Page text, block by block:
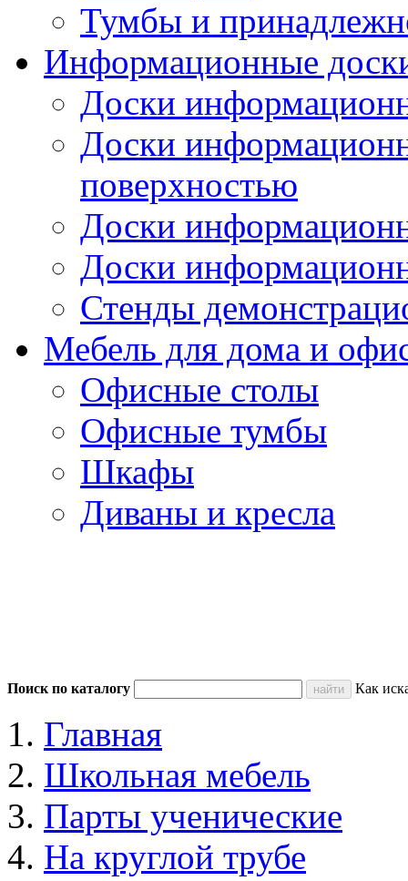
Тумбы и
Информационные
Доски
Доски
поверхностью
Доски
Доски
Стенды
Мебель для дома и
Офисные столы
Офисные тумбы
Шкафы
Диваны и кресла
Поиск по каталогу Как
Главная
Школьная мебель
Парты ученические
На круглой трубе